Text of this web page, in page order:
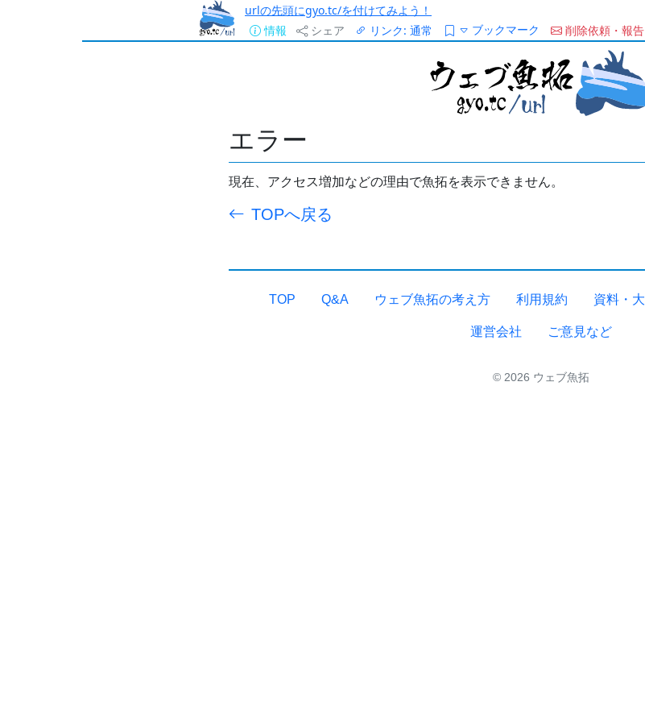
urlの先頭にgyo.tc/を付けてみよう！
情報
シェア リンク: 通常 ブックマーク 削除依頼・報告